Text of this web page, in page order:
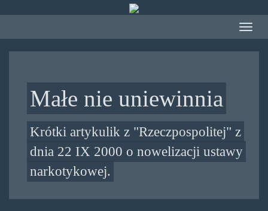
treści
Toggle
Małe nie uniewinnia
Krótki artykulik z "Rzeczpospolitej" z
dnia 22 IX 2000 o nowelizacji ustawy
narkotykowej.